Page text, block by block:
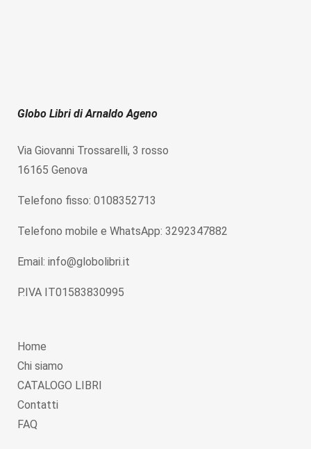
Globo Libri di Arnaldo Ageno
Via Giovanni Trossarelli, 3 rosso
16165 Genova
Telefono fisso: 0108352713
Telefono mobile e WhatsApp: 3292347882
Email: info@globolibri.it
P.IVA IT01583830995
Home
Chi siamo
CATALOGO LIBRI
Contatti
FAQ